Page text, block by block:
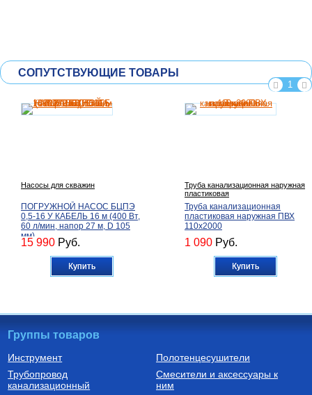
СОПУТСТВУЮЩИЕ ТОВАРЫ
1
Насосы для скважин
ПОГРУЖНОЙ НАСОС БЦПЭ
0,5-16 У КАБЕЛЬ 16 м (400 Вт,
60 л/мин, напор 27 м, D 105
мм)
15 990 Руб.
Купить
Труба канализационная наружная
пластиковая
Труба канализационная
пластиковая наружная ПВХ
110х2000
1 090 Руб.
Купить
Шланги поливочные садовые
Группы товаров
Инструмент
Трубопровод
канализационный
Полотенцесушители
Смесители и аксессуары к
ним